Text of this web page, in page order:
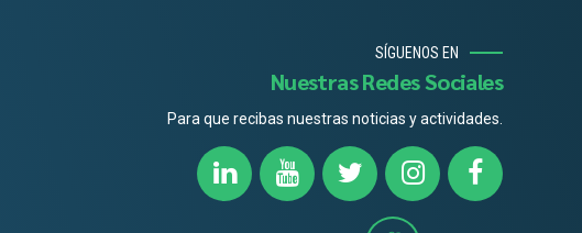
SÍGUENOS EN
Nuestras Redes Sociales
Para que recibas nuestras noticias y actividades.